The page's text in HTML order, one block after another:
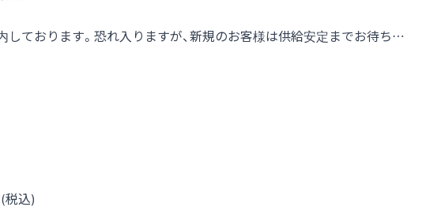
ております。恐れ入りますが、新規のお客様は供給安定までお待ち…
税込)